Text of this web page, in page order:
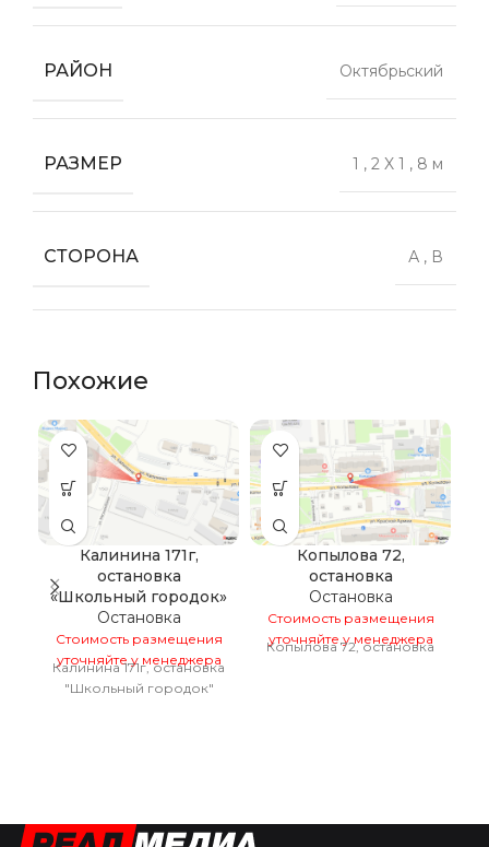
РАЙОН Октябрьский
РАЗМЕР 1 , 2 X 1 , 8 м
СТОРОНА А , В
Похожие
Калинина 171г,
остановка
«Школьный городок»
Остановка
Стоимость размещения
уточняйте у менеджера
Калинина 171г, остановка
"Школьный городок"
Копылова 72,
остановка
Остановка
Стоимость размещения
уточняйте у менеджера
Копылова 72, остановка